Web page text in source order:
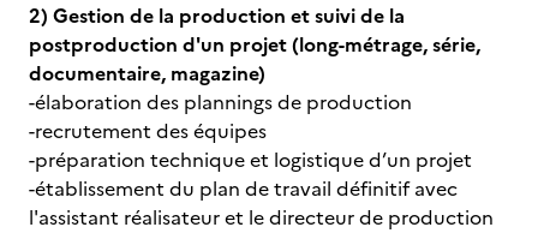
2) Gestion de la production et suivi de la
postproduction d'un projet (long-métrage, série,
documentaire, magazine)
-élaboration des plannings de production
-recrutement des équipes
-préparation technique et logistique d’un projet
-établissement du plan de travail définitif avec
l'assistant réalisateur et le directeur de production